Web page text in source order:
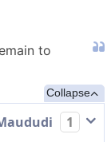
to
Collapse
1